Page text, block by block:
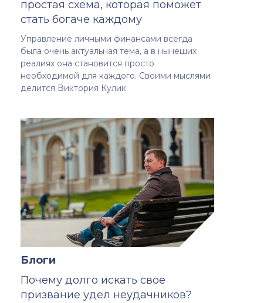
простая схема, которая поможет
стать богаче каждому
Управление личными финансами всегда
была очень актуальная тема, а в нынеших
реалиях она становится просто
необходимой для каждого. Своими мыслями
делится Виктория Кулик
Блоги
Почему долго искать свое
призвание удел неудачников?